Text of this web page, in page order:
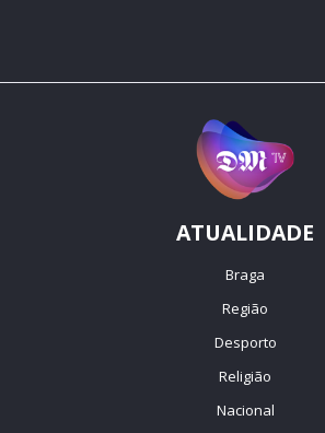
ATUALIDADE
Braga
Região
Desporto
Religião
Nacional